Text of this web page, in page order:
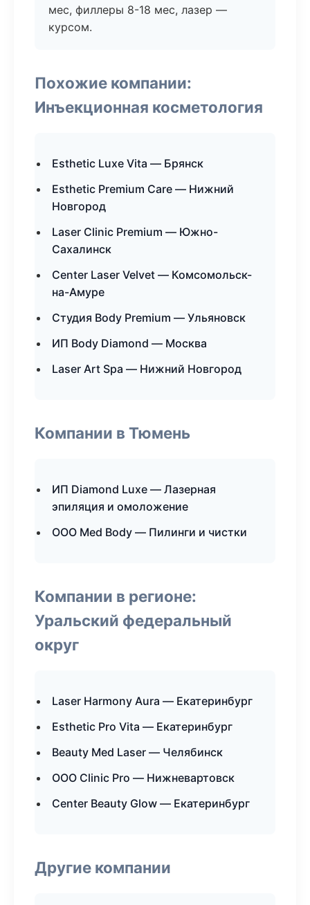
мес, филлеры 8-18 мес, лазер —
курсом.
Похожие компании:
Инъекционная косметология
Esthetic Luxe Vita — Брянск
Esthetic Premium Care — Нижний
Новгород
Laser Clinic Premium — Южно-
Сахалинск
Center Laser Velvet — Комсомольск-
на-Амуре
Студия Body Premium — Ульяновск
ИП Body Diamond — Москва
Laser Art Spa — Нижний Новгород
Компании в Тюмень
ИП Diamond Luxe — Лазерная
эпиляция и омоложение
ООО Med Body — Пилинги и чистки
Компании в регионе:
Уральский федеральный
округ
Laser Harmony Aura — Екатеринбург
Esthetic Pro Vita — Екатеринбург
Beauty Med Laser — Челябинск
ООО Clinic Pro — Нижневартовск
Center Beauty Glow — Екатеринбург
Другие компании